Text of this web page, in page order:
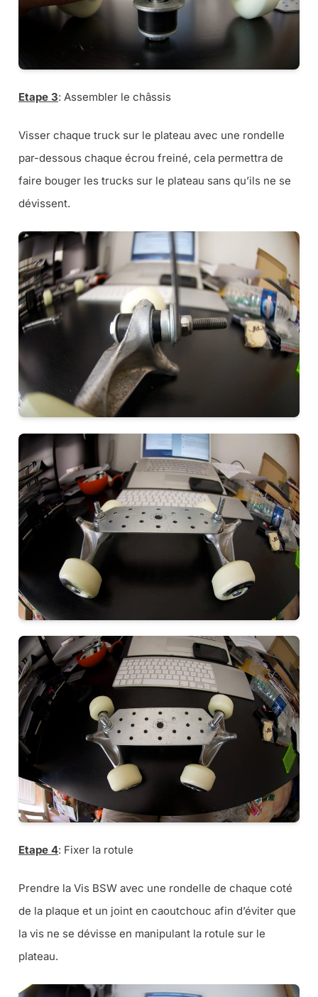
Etape 3: Assembler le châssis
Visser chaque truck sur le plateau avec une rondelle
par-dessous chaque écrou freiné, cela permettra de
faire bouger les trucks sur le plateau sans qu’ils ne se
dévissent.
Etape 4: Fixer la rotule
Prendre la Vis BSW avec une rondelle de chaque coté
de la plaque et un joint en caoutchouc afin d’éviter que
la vis ne se dévisse en manipulant la rotule sur le
plateau.